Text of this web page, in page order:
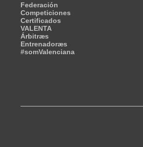
Federación
Competiciones
Certificados
VALENTA
Árbitræs
Entrenadoræs
#somValenciana